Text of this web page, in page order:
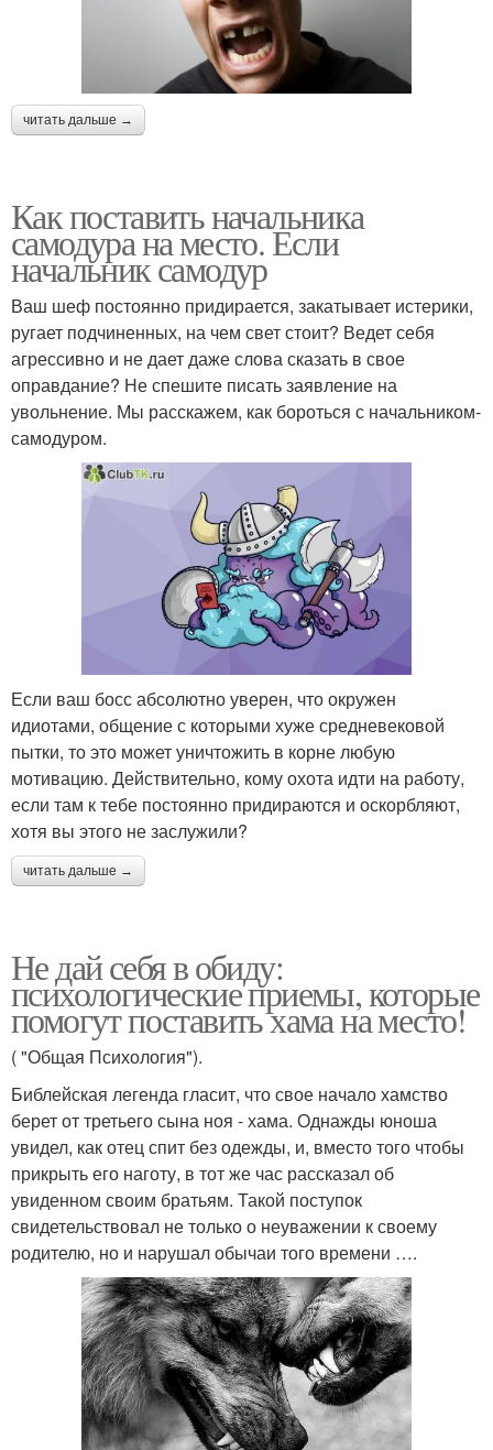
читать дальше →
Как поставить начальника
самодура на место. Если
начальник самодур
Ваш шеф постоянно придирается, закатывает истерики,
ругает подчиненных, на чем свет стоит? Ведет себя
агрессивно и не дает даже слова сказать в свое
оправдание? Не спешите писать заявление на
увольнение. Мы расскажем, как бороться с начальником-
самодуром.
Если ваш босс абсолютно уверен, что окружен
идиотами, общение с которыми хуже средневековой
пытки, то это может уничтожить в корне любую
мотивацию. Действительно, кому охота идти на работу,
если там к тебе постоянно придираются и оскорбляют,
хотя вы этого не заслужили?
читать дальше →
Не дай себя в обиду:
психологические приемы, которые
помогут поставить хама на место!
( "Общая Психология").
Библейская легенда гласит, что свое начало хамство
берет от третьего сына ноя - хама. Однажды юноша
увидел, как отец спит без одежды, и, вместо того чтобы
прикрыть его наготу, в тот же час рассказал об
увиденном своим братьям. Такой поступок
свидетельствовал не только о неуважении к своему
родителю, но и нарушал обычаи того времени ….